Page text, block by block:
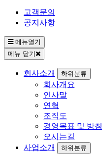
고객문의
공지사항
메뉴열기
메뉴 닫기
회사소개 하위분류
회사개요
인사말
연혁
조직도
경영목표 및 방침
오시는길
사업소개
하위분류